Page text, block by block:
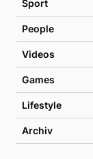
Sport
People
Videos
Games
Lifestyle
Archiv